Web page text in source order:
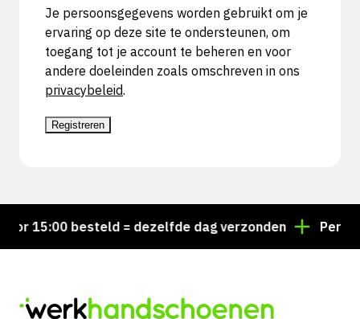
Je persoonsgegevens worden gebruikt om je
ervaring op deze site te ondersteunen, om
toegang tot je account te beheren en voor
andere doeleinden zoals omschreven in ons
privacybeleid.
Registreren
15:00 besteld = dezelfde dag verzonden